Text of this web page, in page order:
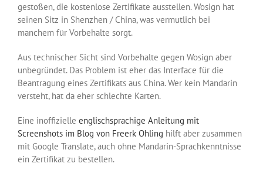
gestoßen, die kostenlose Zertifikate ausstellen. Wosign hat
seinen Sitz in Shenzhen / China, was vermutlich bei
manchem für Vorbehalte sorgt.
Aus technischer Sicht sind Vorbehalte gegen Wosign aber
unbegründet. Das Problem ist eher das Interface für die
Beantragung eines Zertifikats aus China. Wer kein Mandarin
versteht, hat da eher schlechte Karten.
Eine inoffizielle englischsprachige Anleitung mit
Screenshots im Blog von Freerk Ohling hilft aber zusammen
mit Google Translate, auch ohne Mandarin-Sprachkenntnisse
ein Zertifikat zu bestellen.